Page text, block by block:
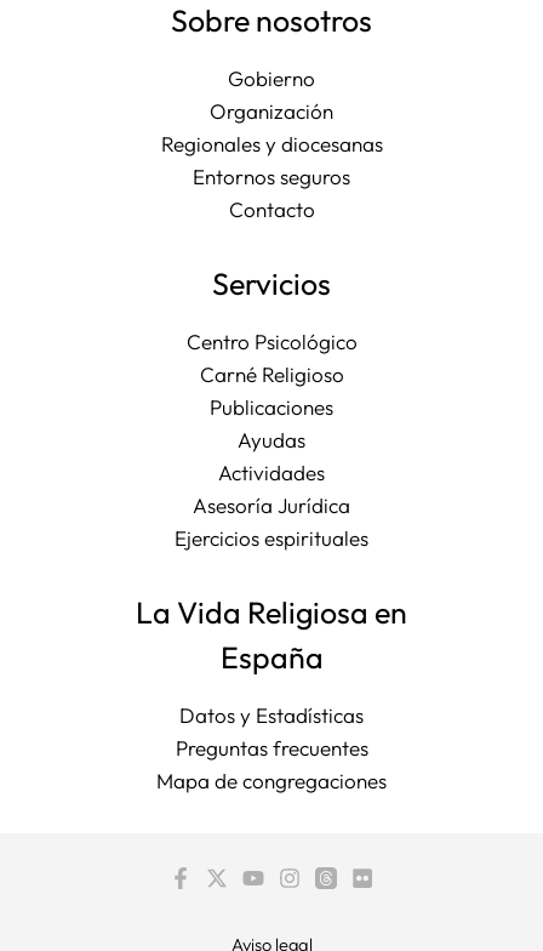
Sobre nosotros
Gobierno
Organización
Regionales y diocesanas
Entornos seguros
Contacto
Servicios
Centro Psicológico
Carné Religioso
Publicaciones
Ayudas
Actividades
Asesoría Jurídica
Ejercicios espirituales
La Vida Religiosa en
España
Datos y Estadísticas
Preguntas frecuentes
Mapa de congregaciones
Aviso legal